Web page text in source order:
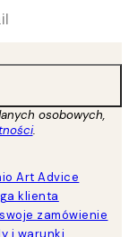
osobowych,
.
Art Advice
klienta
zamówienie